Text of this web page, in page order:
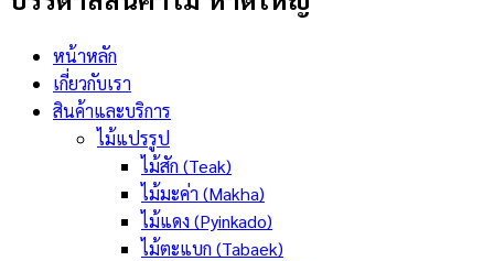
หน้าหลัก
เกี่ยวกับเรา
สินค้าและบริการ
ไม้แปรรูป
ไม้สัก (Teak)
ไม้มะค่า (Makha)
ไม้แดง (Pyinkado)
ไม้ตะแบก (Tabaek)